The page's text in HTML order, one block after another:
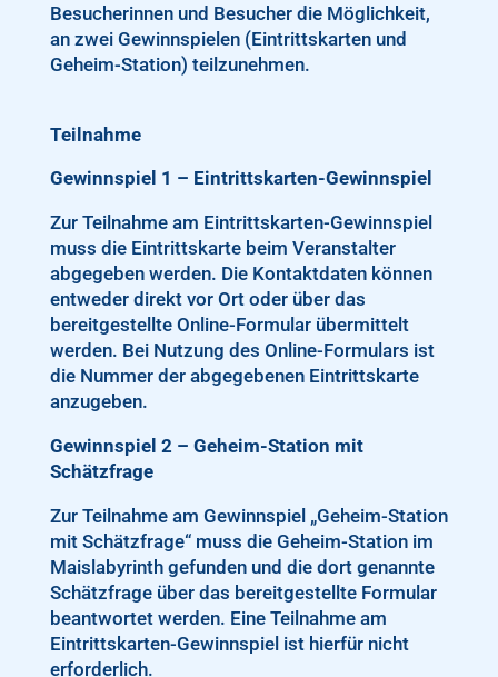
Besucherinnen und Besucher die Möglichkeit,
an zwei Gewinnspielen (Eintrittskarten und
Geheim-Station) teilzunehmen.
Teilnahme
Gewinnspiel 1 – Eintrittskarten-Gewinnspiel
Zur Teilnahme am Eintrittskarten-Gewinnspiel
muss die Eintrittskarte beim Veranstalter
abgegeben werden. Die Kontaktdaten können
entweder direkt vor Ort oder über das
bereitgestellte Online-Formular übermittelt
werden. Bei Nutzung des Online-Formulars ist
die Nummer der abgegebenen Eintrittskarte
anzugeben.
Gewinnspiel 2 – Geheim-Station mit
Schätzfrage
Zur Teilnahme am Gewinnspiel „Geheim-Station
mit Schätzfrage“ muss die Geheim-Station im
Maislabyrinth gefunden und die dort genannte
Schätzfrage über das bereitgestellte Formular
beantwortet werden. Eine Teilnahme am
Eintrittskarten-Gewinnspiel ist hierfür nicht
erforderlich.